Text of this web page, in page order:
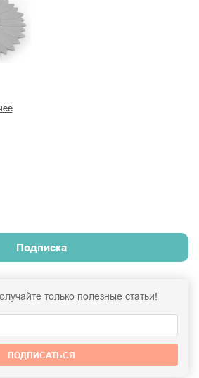
Подписка
только полезные статьи!
ПОДПИСАТЬСЯ